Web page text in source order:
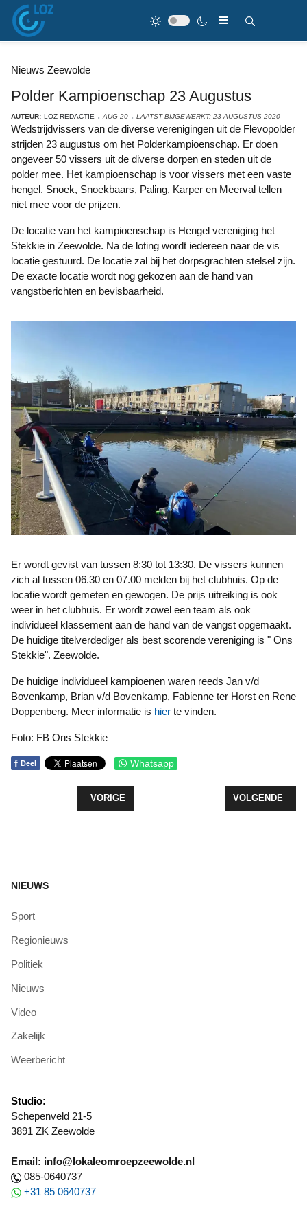
Nieuws Zeewolde
Polder Kampioenschap 23 Augustus
AUTEUR: LOZ REDACTIE AUG 20 LAATST BIJGEWERKT: 23 AUGUSTUS 2020
Wedstrijdvissers van de diverse verenigingen uit de Flevopolder
strijden 23 augustus om het Polderkampioenschap. Er doen
ongeveer 50 vissers uit de diverse dorpen en steden uit de
polder mee. Het kampioenschap is voor vissers met een vaste
hengel. Snoek, Snoekbaars, Paling, Karper en Meerval tellen
niet mee voor de prijzen.
De locatie van het kampioenschap is Hengel vereniging het
Stekkie in Zeewolde. Na de loting wordt iedereen naar de vis
locatie gestuurd. De locatie zal bij het dorpsgrachten stelsel zijn.
De exacte locatie wordt nog gekozen aan de hand van
vangstberichten en bevisbaarheid.
Er wordt gevist van tussen 8:30 tot 13:30. De vissers kunnen
zich al tussen 06.30 en 07.00 melden bij het clubhuis. Op de
locatie wordt gemeten en gewogen. De prijs uitreiking is ook
weer in het clubhuis. Er wordt zowel een team als ook
individueel klassement aan de hand van de vangst opgemaakt.
De huidige titelverdediger als best scorende vereniging is " Ons
Stekkie". Zeewolde.
De huidige individueel kampioenen waren reeds Jan v/d
Bovenkamp, Brian v/d Bovenkamp, Fabienne ter Horst en Rene
Doppenberg. Meer informatie is hier te vinden.
Foto: FB Ons Stekkie
f Deel Whatsapp
VORIG ARTIKEL: GEDRAGSCODE INTEGRITEIT
VORIGE VOLGENDE
VOLGENDE
NIEUWS
Sport
Regionieuws
Politiek
Nieuws
Video
Zakelijk
Weerbericht
Studio:
Schepenveld 21-5
3891 ZK Zeewolde
Email: info@lokaleomroepzeewolde.nl
085-0640737
+31 85 0640737